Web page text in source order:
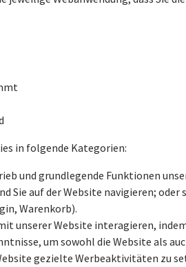
in folgende Kategorien:
und grundlegende Funktionen
Sie auf der Website navigieren;
Warenkorb).
unserer Website interagieren,
um sowohl die Website als
gezielte Werbeaktivitäten zu